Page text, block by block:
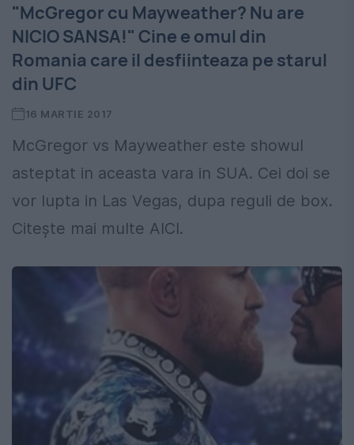
"McGregor cu Mayweather? Nu are
NICIO SANSA!" Cine e omul din
Romania care il desfiinteaza pe starul
din UFC
16 MARTIE 2017
McGregor vs Mayweather este showul
asteptat in aceasta vara in SUA. Cei doi se
vor lupta in Las Vegas, dupa reguli de box.
Citeşte mai multe AICI.